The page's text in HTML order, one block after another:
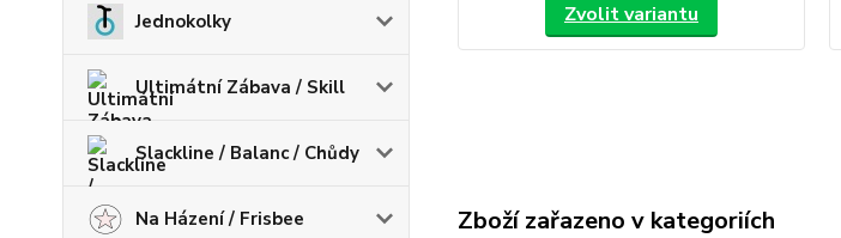
Jednokolky
Ultimátní Zábava / Skill
Slackline / Balanc / Chůdy
Na Házení / Frisbee
Zvolit variantu
Zboží zařazeno v kategoriích